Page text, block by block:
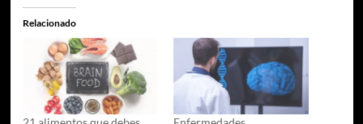
Relacionado